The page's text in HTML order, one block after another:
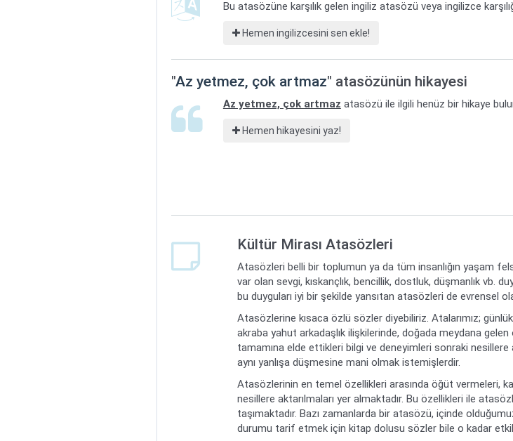
Bu atasözüne karşılık gelen ingiliz atasözü veya ingilizce
Hemen ingilizcesini sen ekle!
"Az yetmez, çok artmaz" atasözünün hikayesi
Az yetmez, çok artmaz atasözü ile ilgili henüz bir hikaye
Hemen hikayesini yaz!
Kültür Mirası Atasözleri
Atasözleri belli bir toplumun ya da tüm insanlığın yaşam
var olan sevgi, kıskançlık, bencillik, dostluk, düşmanlık vb.
bu duyguları iyi bir şekilde yansıtan atasözleri de evrensel
Atasözlerine kısaca özlü sözler diyebiliriz. Atalarımız;
akraba yahut arkadaşlık ilişkilerinde, doğada meydana gelen
tamamına elde ettikleri bilgi ve deneyimleri sonraki nesillere
aynı yanlışa düşmesine mani olmak istemişlerdir.
Atasözlerinin en temel özellikleri arasında öğüt vermeleri,
nesillere aktarılmaları yer almaktadır. Bu özellikleri ile
taşımaktadır. Bazı zamanlarda bir atasözü, içinde
durumu tarif etmek için kitap dolusu sözler bile o kadar